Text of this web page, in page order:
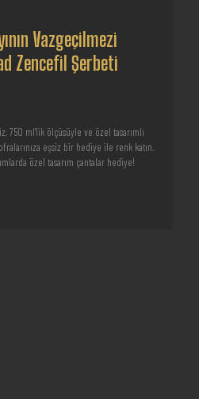
Vazgeçilmezi
Zencefil Şerbeti
750 ml'lik ölçüsüyle ve özel tasarımlı
eşsiz bir hediye ile renk katın.
özel tasarım çantalar hediye!